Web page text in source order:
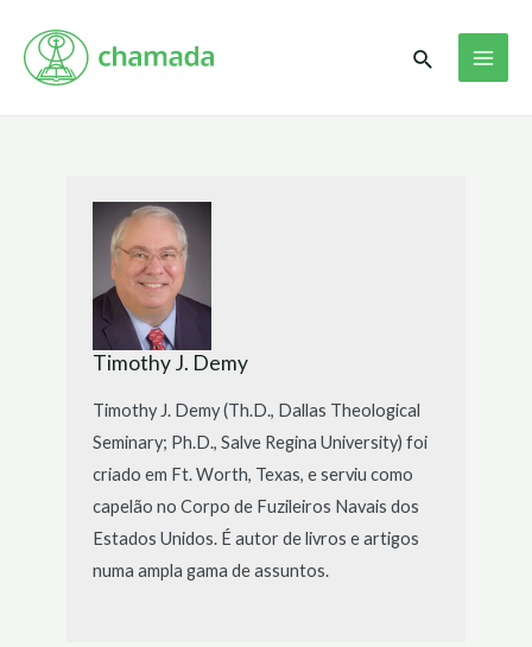
para
Pesquisar
Timothy J. Demy
Timothy J. Demy (Th.D., Dallas Theological
Seminary; Ph.D., Salve Regina University) foi
criado em Ft. Worth, Texas, e serviu como
capelão no Corpo de Fuzileiros Navais dos
Estados Unidos. É autor de livros e artigos
numa ampla gama de assuntos.